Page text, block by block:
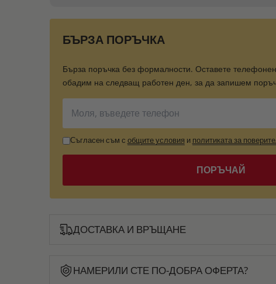
БЪРЗА ПОРЪЧКА
Бърза поръчка без формалности. Оставете
обадим на следващ работен ден, за да запишем
Съгласен съм с общите условия и политиката за
ПОРЪЧАЙ
ДОСТАВКА И ВРЪЩАНЕ
НАМЕРИЛИ СТЕ ПО-ДОБРА ОФЕРТА?